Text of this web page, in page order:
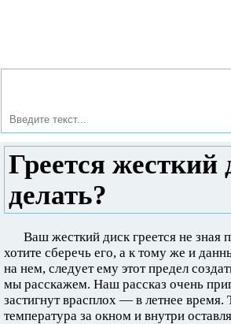
Греется жесткий
делать?
Ваш жесткий диск греется не зная
хотите сберечь его, а к тому же и
на нем, следует ему этот предел
мы расскажем. Наш рассказ очень
застигнут врасплох — в летнее время.
температура за окном и внутри